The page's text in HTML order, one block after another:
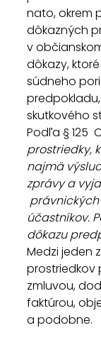
nato, okrem
dôkazných
v
dôkazy,
súdneho
predpokladu,
skutkového
Podľa § 125
prostriedky,
najmä
zprávy a
účastníkov.
dôkazu
Medzi jeden
prostriedkov
zmluvou,
faktúrou,
a podobne.